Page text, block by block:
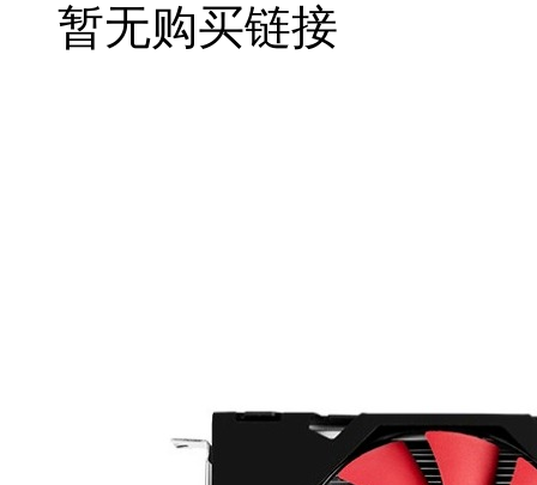
暂无购买链接